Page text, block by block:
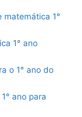
matemática 1°
1° ano
o 1° ano do
ano para